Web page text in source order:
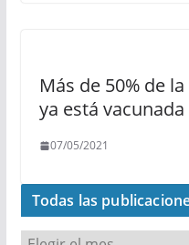
Más de 50% de
ya está vacunada
07/05/2021
Todas las